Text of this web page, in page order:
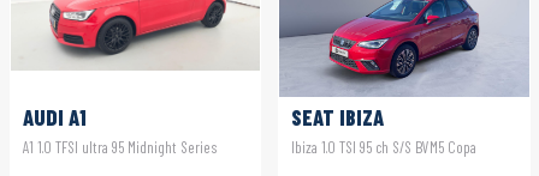
AUDI A1
A1 1.0 TFSI ultra 95 Midnight Series
SEAT IBIZA
Ibiza 1.0 TSI 95 ch S/S BVM5 Copa